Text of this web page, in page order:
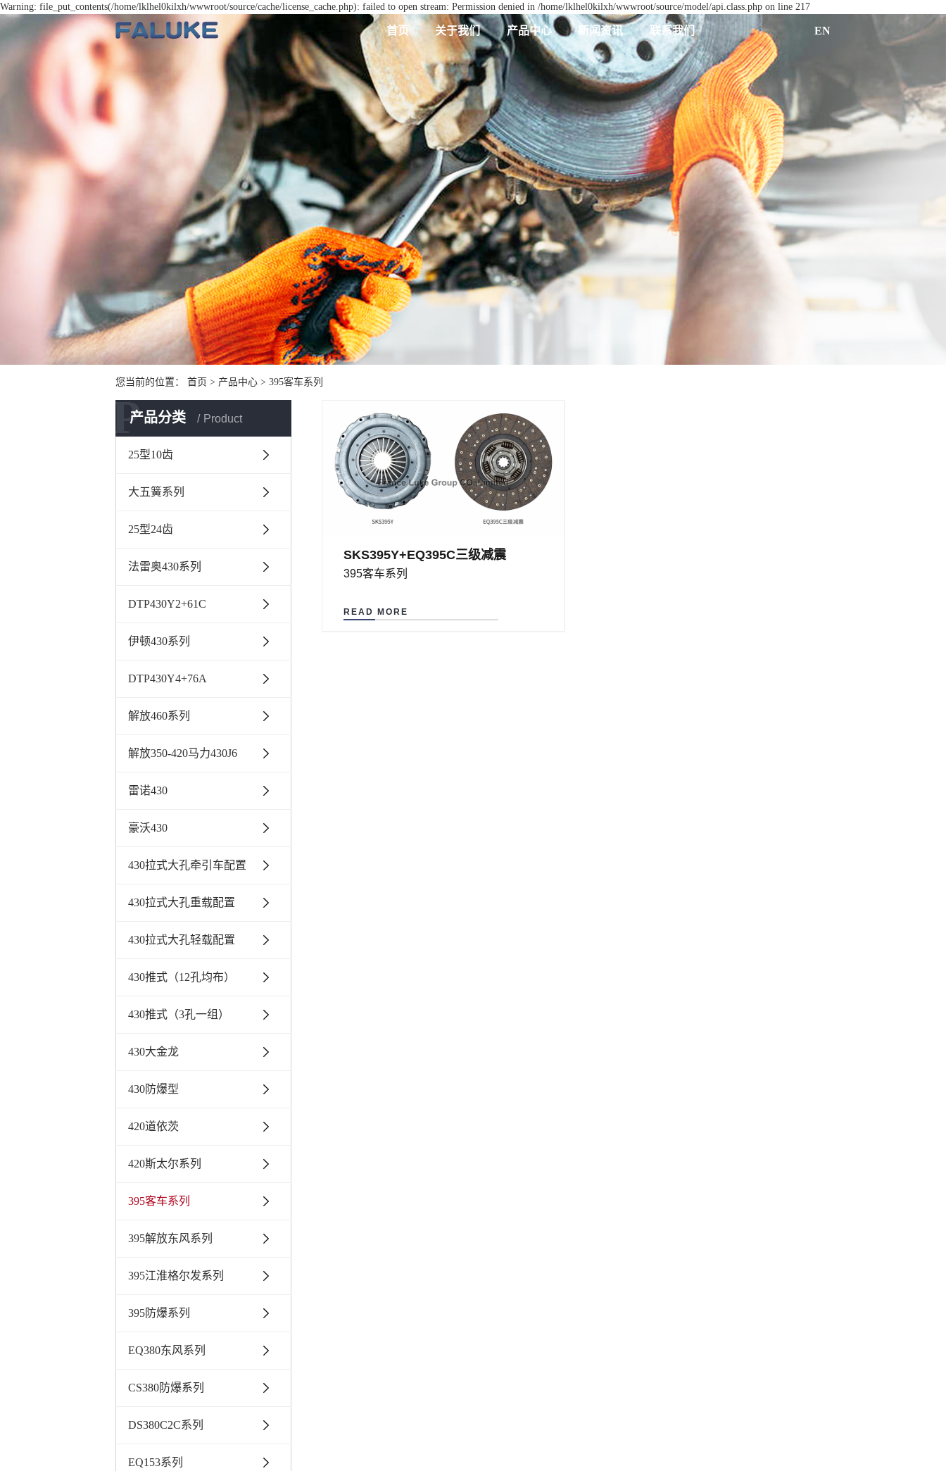
Warning: file_put_contents(/home/lklhel0kilxh/wwwroot/source/cache/license_cache.php): failed to open stream: Permission denied in /home/lklhel0kilxh/wwwroot/source/model/api.class.php on line 217
EN
首页 关于我们 产品中心 新闻资讯 联系我们
您当前的位置：首页 > 产品中心 >395客车系列
产品分类 Product
P
25型10齿
大五簧系列
25型24齿
法雷奥430系列
DTP430Y2+61C
伊顿430系列
DTP430Y4+76A
解放460系列
解放350-420马力430J6
雷诺430
豪沃430
430拉式大孔牵引车配置
430拉式大孔重载配置
430拉式大孔轻载配置
430推式（12孔均布）
430推式（3孔一组）
430大金龙
430防爆型
420道依茨
420斯太尔系列
395客车系列
395解放东风系列
395江淮格尔发系列
395防爆系列
EQ380东风系列
CS380防爆系列
DS380C2C系列
EQ153系列
SKS395Y+EQ395C三级减震
395客车系列
READ MORE